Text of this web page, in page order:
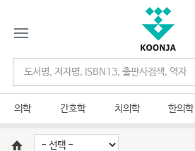
의학 간호학 치의학 한의학